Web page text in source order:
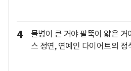
4
물병이 큰 거야 팔뚝이 얇은
스 정연, 연예인 다이어트의 정